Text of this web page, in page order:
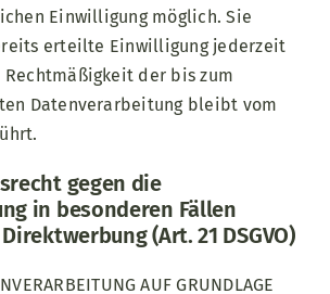
Einwilligung möglich. Sie
erteilte Einwilligung jederzeit
der bis zum
Datenverarbeitung bleibt vom
gegen die
in besonderen Fällen
(Art. 21 DSGVO)
AUF GRUNDLAGE